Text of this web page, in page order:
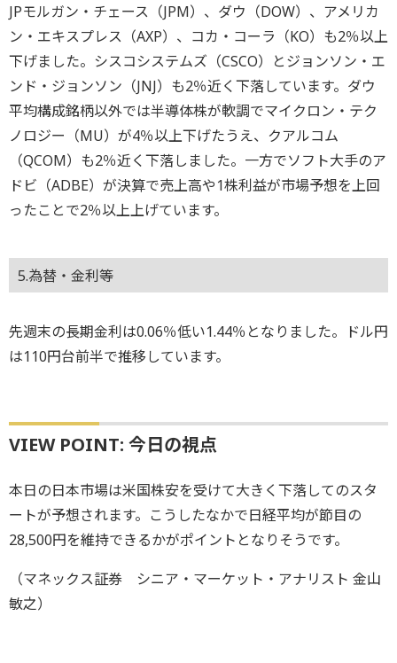
JPモルガン・チェース（JPM）、ダウ（DOW）、アメリカ
ン・エキスプレス（AXP）、コカ・コーラ（KO）も2％以上
下げました。シスコシステムズ（CSCO）とジョンソン・エ
ンド・ジョンソン（JNJ）も2％近く下落しています。ダウ
平均構成銘柄以外では半導体株が軟調でマイクロン・テク
ノロジー（MU）が4％以上下げたうえ、クアルコム
（QCOM）も2％近く下落しました。一方でソフト大手のア
ドビ（ADBE）が決算で売上高や1株利益が市場予想を上回
ったことで2％以上上げています。
5.為替・金利等
先週末の長期金利は0.06％低い1.44％となりました。ドル円
は110円台前半で推移しています。
VIEW POINT: 今日の視点
本日の日本市場は米国株安を受けて大きく下落してのスタ
ートが予想されます。こうしたなかで日経平均が節目の
28,500円を維持できるかがポイントとなりそうです。
（マネックス証券 シニア・マーケット・アナリスト 金山
敏之）